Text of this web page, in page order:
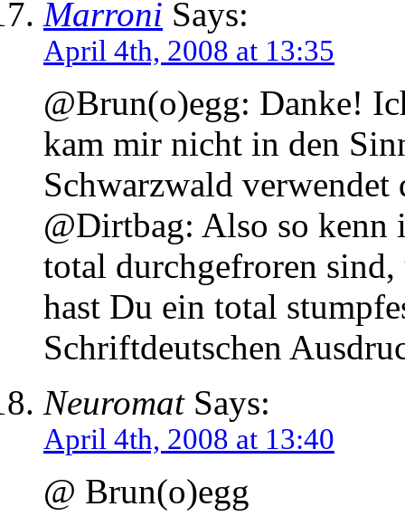
Marroni Says:
April 4th, 2008 at 13:35
@Brun(o)egg: Danke!
kam mir nicht in den
Schwarzwald verwendet
@Dirtbag: Also so kenn
total durchgefroren
hast Du ein total
Schriftdeutschen
NeuromatSays:
April 4th, 2008 at 13:40
@ Brun(o)egg